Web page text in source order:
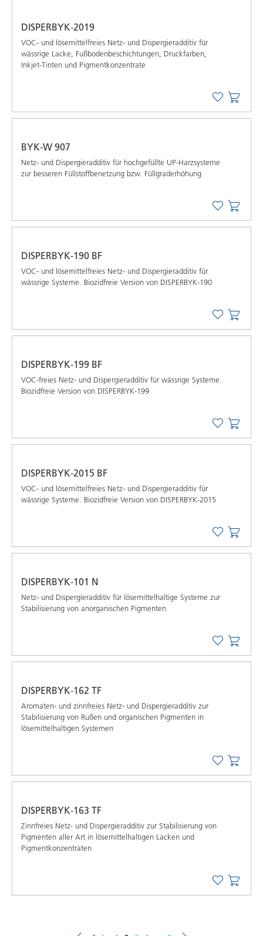
DISPERBYK-2019
VOC- und lösemittelfreies Netz- und Dispergieradditiv für
wässrige Lacke, Fußbodenbeschichtungen, Druckfarben,
Inkjet-Tinten und Pigmentkonzentrate
BYK-W 907
Netz- und Dispergieradditiv für hochgefüllte UP-Harzsysteme
zur besseren Füllstoffbenetzung bzw. Füllgraderhöhung
DISPERBYK-190 BF
VOC- und lösemittelfreies Netz- und Dispergieradditiv für
wässrige Systeme. Biozidfreie Version von DISPERBYK-190
DISPERBYK-199 BF
VOC-freies Netz- und Dispergieradditiv für wässrige Systeme.
Biozidfreie Version von DISPERBYK-199
DISPERBYK-2015 BF
VOC- und lösemittelfreies Netz- und Dispergieradditiv für
wässrige Systeme. Biozidfreie Version von DISPERBYK-2015
DISPERBYK-101 N
Netz- und Dispergieradditiv für lösemittelhaltige Systeme zur
Stabilisierung von anorganischen Pigmenten
DISPERBYK-162 TF
Aromaten- und zinnfreies Netz- und Dispergieradditiv zur
Stabilisierung von Rußen und organischen Pigmenten in
lösemittelhaltigen Systemen
DISPERBYK-163 TF
Zinnfreies Netz- und Dispergieradditiv zur Stabilisierung von
Pigmenten aller Art in lösemittelhaltigen Lacken und
Pigmentkonzentraten